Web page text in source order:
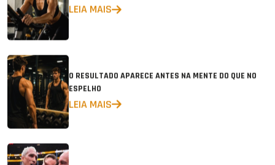
LEIA MAIS
O RESULTADO APARECE ANTES NA MENTE DO QUE NO
ESPELHO
LEIA MAIS